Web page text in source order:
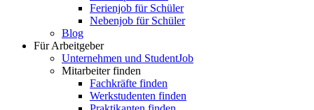
Ferienjob für Schüler
Nebenjob für Schüler
Blog
Für Arbeitgeber
Unternehmen und StudentJob
Mitarbeiter finden
Fachkräfte finden
Werkstudenten finden